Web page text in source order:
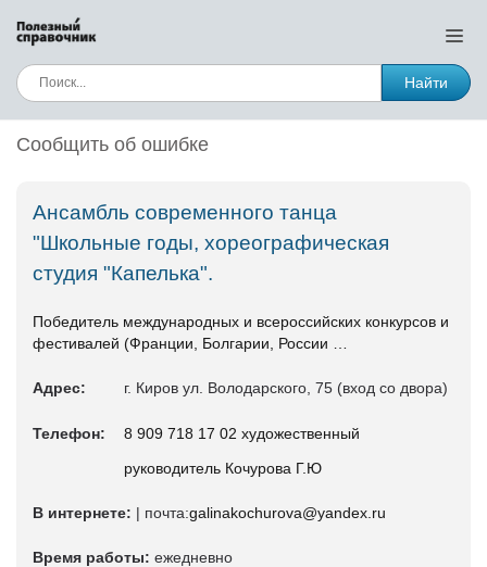
Найти
Сообщить об ошибке
Ансамбль современного танца
"Школьные годы, хореографическая
студия "Капелька".
Победитель международных и всероссийских конкурсов и
фестивалей (Франции, Болгарии, России …
Адрес: г. Киров ул. Володарского, 75 (вход со двора)
Телефон:
8 909 718 17 02 художественный
руководитель Кочурова Г.Ю
В интернете: | почта:galinakochurova@yandex.ru
Время работы: ежедневно